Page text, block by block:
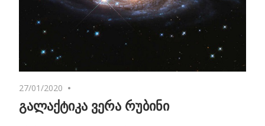
27/01/2020
გალაქტიკა ვერა რუბინი